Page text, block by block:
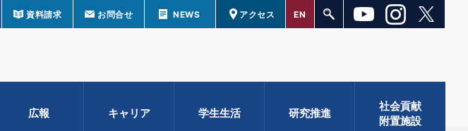
資料請求 お問合せ NEWS アクセス EN
広報 キャリア 学生生活 研究推進
社会貢献
附置施設